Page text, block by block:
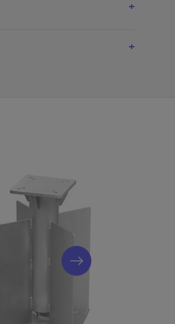
und wurden ausführlich auf
Wegeplatten 50x50cm. Einfach
stabil.
mit Stab und Reißverschluss im